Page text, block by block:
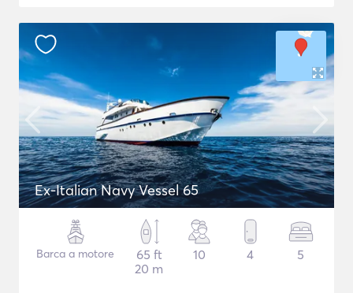
Ex-Italian Navy Vessel 65
Barca a motore
65 ft
20 m
10 4 5